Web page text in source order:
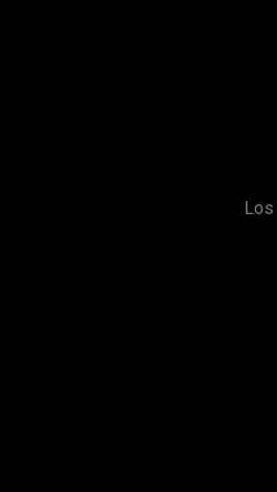
Los